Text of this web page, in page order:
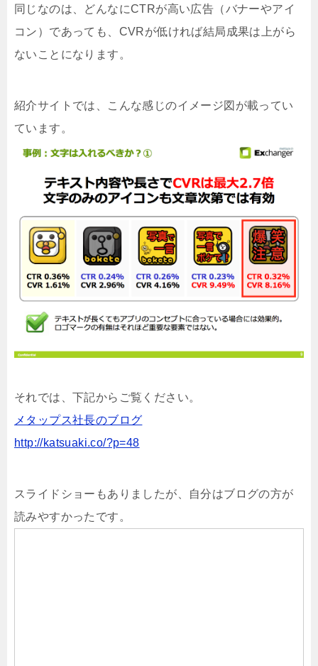
同じなのは、どんなにCTRが高い広告（バナーやアイ
コン）であっても、CVRが低ければ結局成果は上がら
ないことになります。
紹介サイトでは、こんな感じのイメージ図が載ってい
ています。
それでは、下記からご覧ください。
メタップス社長のブログ
http://katsuaki.co/?p=48
スライドショーもありましたが、自分はブログの方が
読みやすかったです。